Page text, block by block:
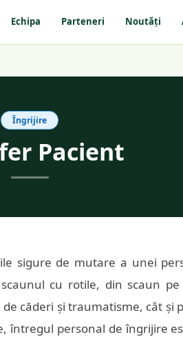
Echipa Parteneri Noutăți
Îngrijire
Pacient
sigure de mutare a unei
cu rotile, din scaun
căderi și traumatisme, cât și
întregul personal de îngrijire